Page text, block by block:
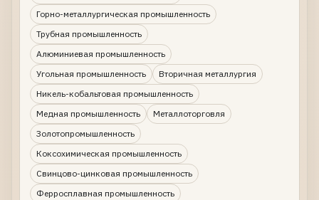
Горно-металлургическая промышленность
Трубная промышленность
Алюминиевая промышленность
Угольная промышленность
Вторичная металлургия
Никель-кобальтовая промышленность
Медная промышленность
Металлоторговля
Золотопромышленность
Коксохимическая промышленность
Свинцово-цинковая промышленность
Ферросплавная промышленность